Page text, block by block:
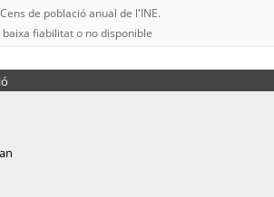
de població anual de l'INE.
fiabilitat o no disponible